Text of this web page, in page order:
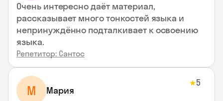
Очень интересно даёт материал,
рассказывает много тонкостей языка и
непринуждённо подталкивает к освоению
языка.
Репетитор: Сантос
М Мария
★5